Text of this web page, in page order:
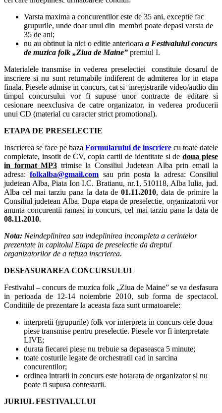
Varsta maxima a concurentilor este de 35 ani, exceptie fac
grupurile, unde doar unul din membri poate depasi varsta de
35 de ani;
nu au obtinut la nici o editie anterioara a Festivalului concurs
de muzica folk „Ziua de Maine” premiul I.
Materialele transmise in vederea preselectiei constituie dosarul de
inscriere si nu sunt returnabile indiferent de admiterea lor in etapa
finala. Piesele admise in concurs, cat si inregistrarile video/audio din
timpul concursului vor fi supuse unor contracte de editare si
cesionare neexclusiva de catre organizator, in vederea producerii
unui CD (material cu caracter strict promotional).
ETAPA DE PRESELECTIE
Inscrierea se face pe baza Formularului de inscriere cu toate datele
completate, insotit de CV, copia cartii de identitate si dedoua piese
in format MP3 trimise la Consiliul Judetean Alba prin email la
adresa:folkalba@gmail.com sau prin posta la adresa: Consiliul
judetean Alba, Piata Ion I.C. Bratianu, nr.1, 510118, Alba Iulia, jud.
Alba cel mai tarziu pana la data de01.11.2010, data de primire la
Consiliul judetean Alba. Dupa etapa de preselectie, organizatorii vor
anunta concurentii ramasi in concurs, cel mai tarziu pana la data de
08.11.2010.
Nota: Neindeplinirea sau indeplinirea incompleta a cerintelor
prezentate in capitolul Etapa de preselectie da dreptul
organizatorilor de a refuza inscrierea.
DESFASURAREA CONCURSULUI
Festivalul – concurs de muzica folk „Ziua de Maine” se va desfasura
in perioada de 12-14 noiembrie 2010, sub forma de spectacol.
Conditiile de prezentare la aceasta faza sunt urmatoarele:
interpretii (grupurile) folk vor interpreta in concurs cele doua
piese transmise pentru preselectie. Piesele vor fi interpretate
LIVE;
durata fiecarei piese nu trebuie sa depaseasca 5 minute;
toate costurile legate de orchestratii cad in sarcina
concurentilor;
ordinea intrarii in concurs este hotarata de organizator si nu
poate fi supusa contestarii.
JURIUL FESTIVALULUI